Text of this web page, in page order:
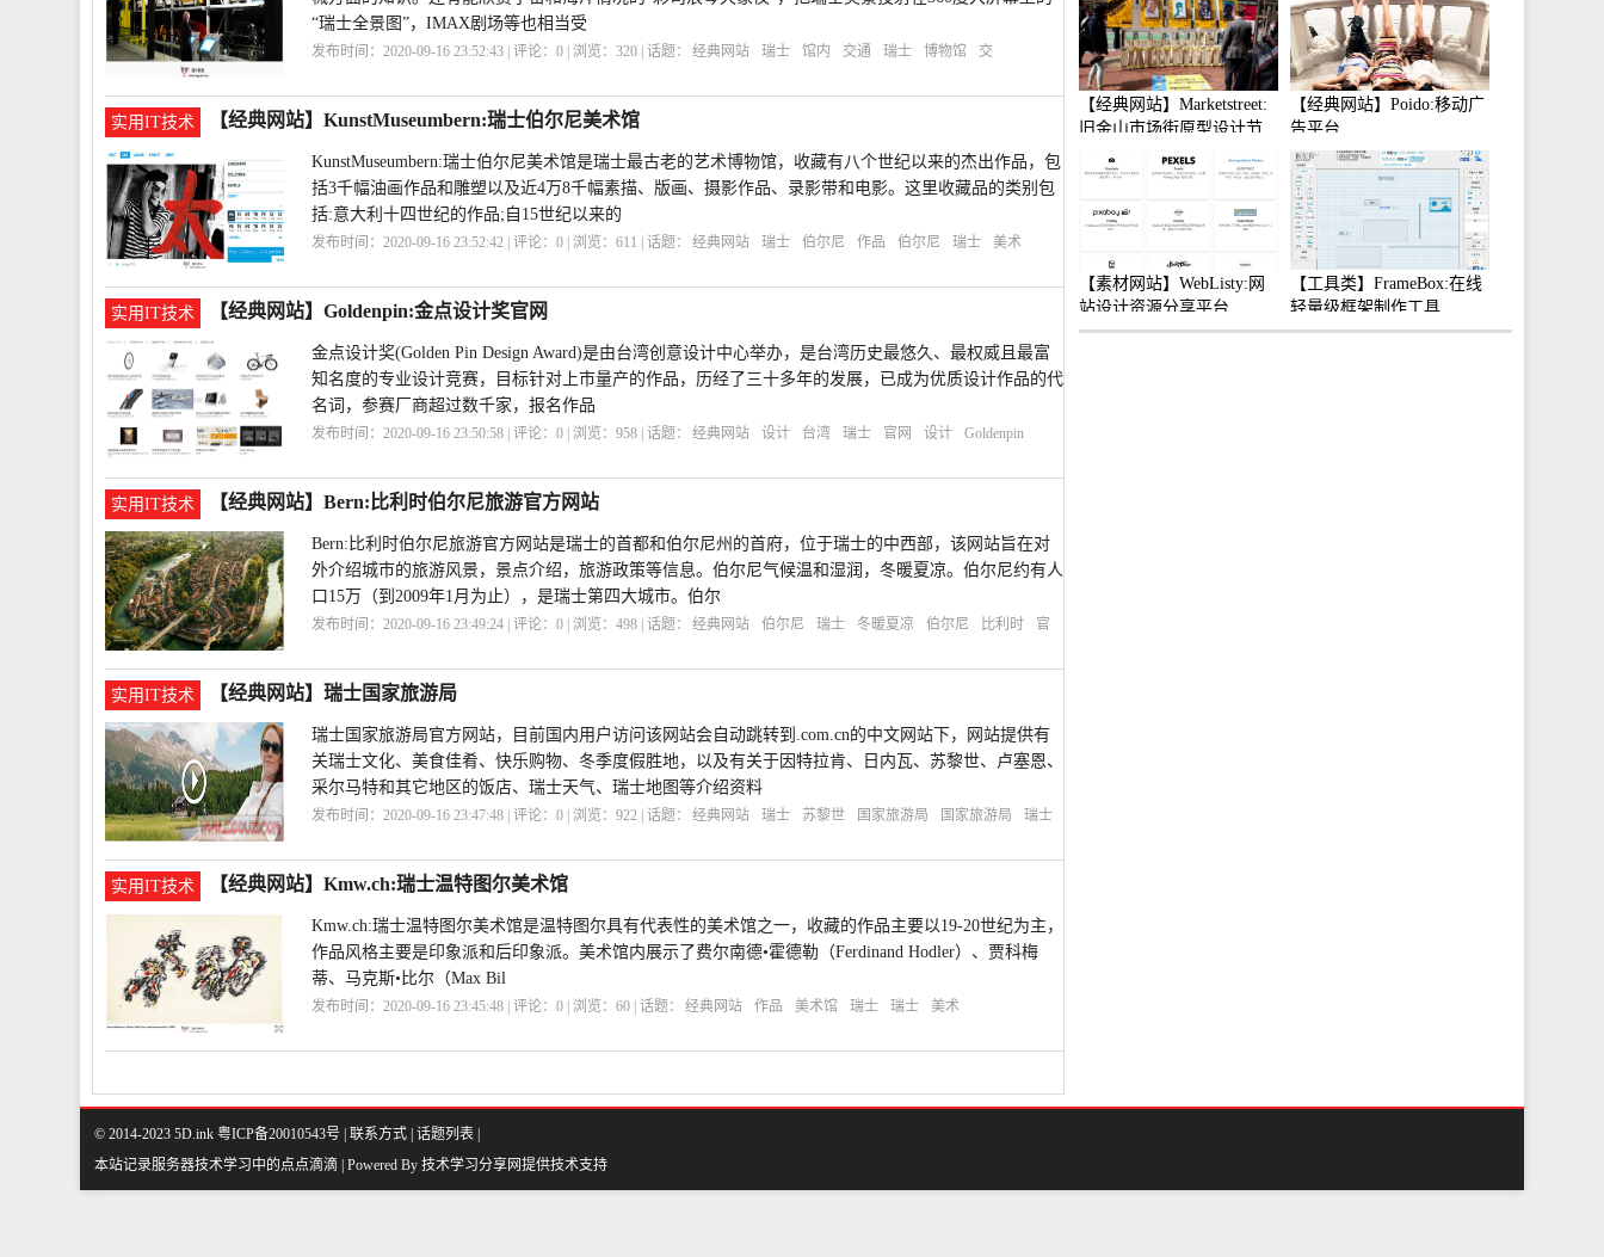
“瑞士全景图”，IMAX剧场等也相当受
发布时间：2020-09-16 23:52:43 | 评论：0 | 浏览：320 | 话题： 经典网站 瑞士 馆内 交通 瑞士 博物馆
交
实用IT技术 【经典网站】KunstMuseumbern:瑞士伯尔尼美术馆
KunstMuseumbern:瑞士伯尔尼美术馆是瑞士最古老的艺术博物馆，收藏有八个世纪以来的杰出作品，包
括3千幅油画作品和雕塑以及近4万8千幅素描、版画、摄影作品、录影带和电影。这里收藏品的类别包
括:意大利十四世纪的作品;自15世纪以来的
发布时间：2020-09-16 23:52:42 | 评论：0 | 浏览：611 | 话题： 经典网站 瑞士 伯尔尼 作品 伯尔尼 瑞士
美术
实用IT技术 【经典网站】Goldenpin:金点设计奖官网
金点设计奖(Golden Pin Design Award)是由台湾创意设计中心举办，是台湾历史最悠久、最权威且最富
知名度的专业设计竞赛，目标针对上市量产的作品，历经了三十多年的发展，已成为优质设计作品的代
名词，参赛厂商超过数千家，报名作品
发布时间：2020-09-16 23:50:58 | 评论：0 | 浏览：958 | 话题： 经典网站 设计 台湾 瑞士 官网 设计 Goldenpin
实用IT技术 【经典网站】Bern:比利时伯尔尼旅游官方网站
Bern:比利时伯尔尼旅游官方网站是瑞士的首都和伯尔尼州的首府，位于瑞士的中西部，该网站旨在对
外介绍城市的旅游风景，景点介绍，旅游政策等信息。伯尔尼气候温和湿润，冬暖夏凉。伯尔尼约有人
口15万（到2009年1月为止），是瑞士第四大城市。伯尔
发布时间：2020-09-16 23:49:24 | 评论：0 | 浏览：498 | 话题： 经典网站 伯尔尼 瑞士 冬暖夏凉 伯尔尼 比利时
官
实用IT技术 【经典网站】瑞士国家旅游局
瑞士国家旅游局官方网站，目前国内用户访问该网站会自动跳转到.com.cn的中文网站下，网站提供有
关瑞士文化、美食佳肴、快乐购物、冬季度假胜地，以及有关于因特拉肯、日内瓦、苏黎世、卢塞恩、
采尔马特和其它地区的饭店、瑞士天气、瑞士地图等介绍资料
发布时间：2020-09-16 23:47:48 | 评论：0 | 浏览：922 | 话题： 经典网站 瑞士 苏黎世 国家旅游局 国家旅游局 瑞士
实用IT技术 【经典网站】Kmw.ch:瑞士温特图尔美术馆
Kmw.ch:瑞士温特图尔美术馆是温特图尔具有代表性的美术馆之一，收藏的作品主要以19-20世纪为主，
作品风格主要是印象派和后印象派。美术馆内展示了费尔南德•霍德勒（Ferdinand Hodler）、贾科梅
蒂、马克斯•比尔（Max Bil
发布时间：2020-09-16 23:45:48 | 评论：0 | 浏览：60 | 话题： 经典网站 作品 美术馆 瑞士 瑞士
美术
【经典网站】Marketstreet:
旧金山市场街原型设计节
【经典网站】Poido:移动广
告平台
【素材网站】WebListy:网
站设计资源分享平台
【工具类】FrameBox:在线
轻量级框架制作工具
© 2014-2023 5D.ink 粤ICP备20010543号 联系方式 话题列表
本站记录服务器技术学习中的点点滴滴 | Powered By 技术学习分享网提供技术支持